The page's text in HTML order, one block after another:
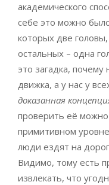
академического
себе это можно
которых две
остальных – одна
это загадка,
движка, а у нас у
доказанная
проверить её
примитивном
люди ездят на
Видимо, тому есть
извлекать, что